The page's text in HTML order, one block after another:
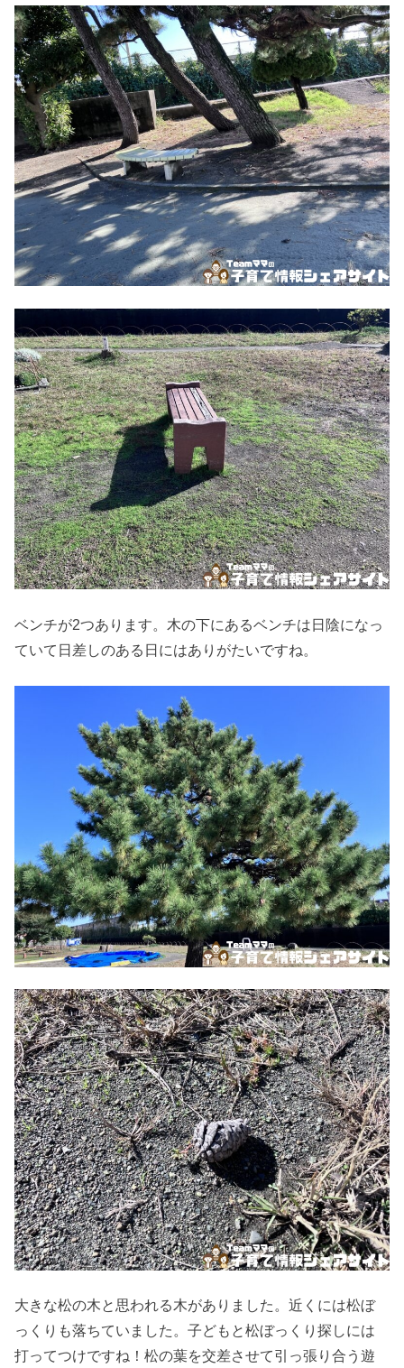
ベンチが2つあります。木の下にあるベンチは日陰になっ
ていて日差しのある日にはありがたいですね。
大きな松の木と思われる木がありました。近くには松ぼ
っくりも落ちていました。子どもと松ぼっくり探しには
打ってつけですね！松の葉を交差させて引っ張り合う遊